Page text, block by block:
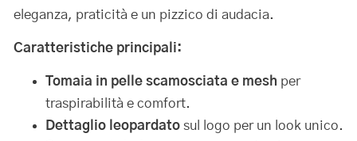
eleganza, praticità e un pizzico di audacia.
Caratteristiche principali:
Tomaia in pelle scamosciata e mesh per
traspirabilità e comfort.
Dettaglio leopardato sul logo per un look unico.